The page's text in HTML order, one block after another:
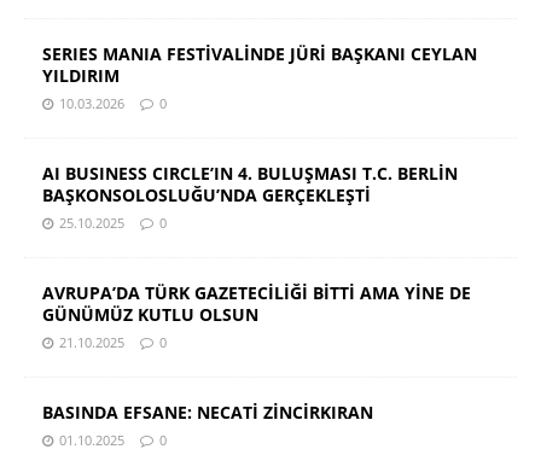
SERIES MANIA FESTİVALİNDE JÜRİ BAŞKANI CEYLAN
YILDIRIM
10.03.2026 0
AI BUSINESS CIRCLE’IN 4. BULUŞMASI T.C. BERLİN
BAŞKONSOLOSLUĞU’NDA GERÇEKLEŞTİ
25.10.2025 0
AVRUPA’DA TÜRK GAZETECİLİĞİ BİTTİ AMA YİNE DE
GÜNÜMÜZ KUTLU OLSUN
21.10.2025 0
BASINDA EFSANE: NECATİ ZİNCİRKIRAN
01.10.2025 0